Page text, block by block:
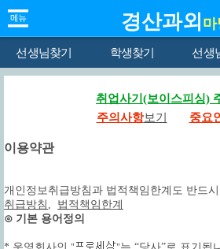
경산과외 마
선생님찾기 학생찾기 선생
취업사기(보이스피싱)
주의사항보기 중요
이용약관
개인정보취급방침과 법적책임한계도 반드
취급방침 , 법적책임한계
⊙ 기본 용어정의